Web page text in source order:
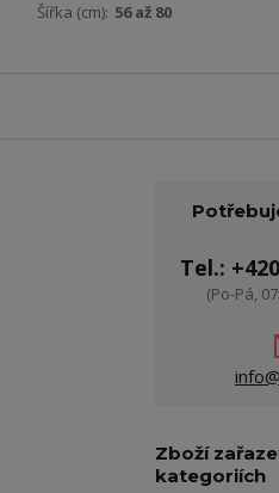
Šířka (cm): 56 až 80
Tel.:
(Po-Pá,
Zboží
kategoriích